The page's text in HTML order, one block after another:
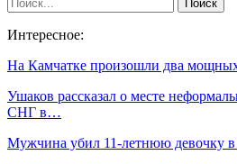
Интересное:
На Камчатке произошли два мощных
Ушаков рассказал о месте
СНГ в…
Мужчина убил 11-летнюю девочку